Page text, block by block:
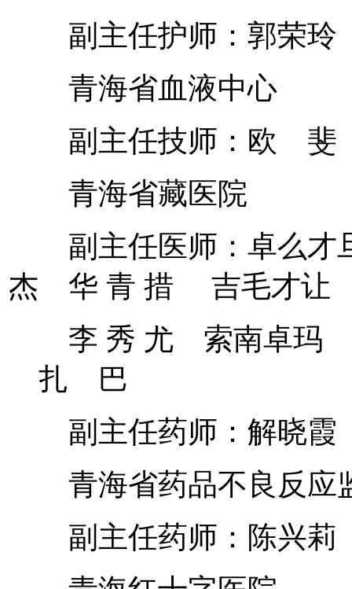
副主任护师：郭荣
青海省血液中心
副主任技师：欧 斐
青海省藏医院
副主任医师：卓么
杰 华 青 措 吉毛才
李 秀 尤 索南卓玛
扎 巴
副主任药师：解晓霞
青海省药品不良反应
副主任药师：陈兴莉